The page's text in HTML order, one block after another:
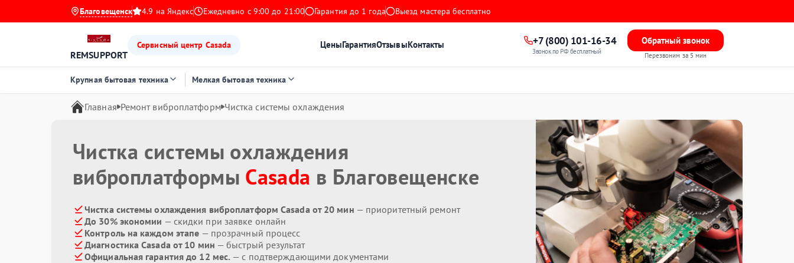
Благовещенск 4.9 на Яндекс Ежедневно с 9:00 до 21:00 Гарантия до 1 года Выезд мастера бесплатно
REMSUPPORT
Сервисный центр Casada ЦеныГарантияОтзывыКонтакты +7 (800) 101-16-34
Звонок по РФ бесплатный
Обратный звонок
Перезвоним за 5 мин
Крупная бытовая техника Мелкая бытовая техника
Главная Ремонт виброплатформ Чистка системы охлаждения
Чистка системы охлаждения
виброплатформы Casada в Благовещенске
Чистка системы охлаждения виброплатформ Casada от 20 мин — приоритетный ремонт
До 30% экономии — скидки при заявке онлайн
Контроль на каждом этапе — прозрачный процесс
Диагностика Casada от 10 мин — быстрый результат
Официальная гарантия до 12 мес. — с подтверждающими документами